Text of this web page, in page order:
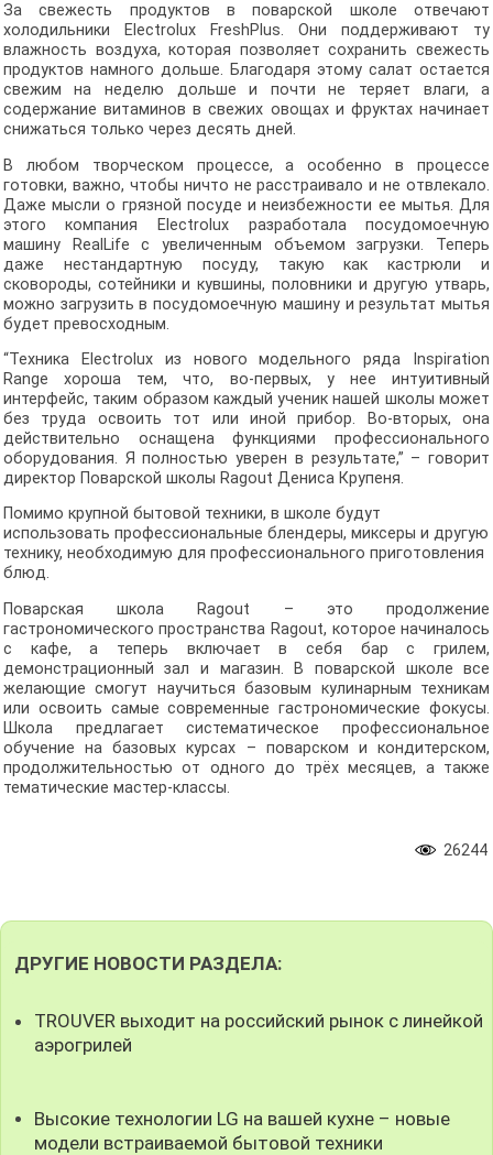
За свежесть продуктов в поварской школе отвечают
холодильники Electrolux FreshPlus. Они поддерживают ту
влажность воздуха, которая позволяет сохранить свежесть
продуктов намного дольше. Благодаря этому салат остается
свежим на неделю дольше и почти не теряет влаги, а
содержание витаминов в свежих овощах и фруктах начинает
снижаться только через десять дней.
В любом творческом процессе, а особенно в процессе
готовки, важно, чтобы ничто не расстраивало и не отвлекало.
Даже мысли о грязной посуде и неизбежности ее мытья. Для
этого компания Electrolux разработала посудомоечную
машину RealLife с увеличенным объемом загрузки. Теперь
даже нестандартную посуду, такую как кастрюли и
сковороды, сотейники и кувшины, половники и другую утварь,
можно загрузить в посудомоечную машину и результат мытья
будет превосходным.
“Техника Electrolux из нового модельного ряда Inspiration
Range хороша тем, что, во-первых, у нее интуитивный
интерфейс, таким образом каждый ученик нашей школы может
без труда освоить тот или иной прибор. Во-вторых, она
действительно оснащена функциями профессионального
оборудования. Я полностью уверен в результате,” – говорит
директор Поварской школы Ragout Дениса Крупеня.
Помимо крупной бытовой техники, в школе будут
использовать профессиональные блендеры, миксеры и другую
технику, необходимую для профессионального приготовления
блюд.
Поварская школа Ragout – это продолжение
гастрономического пространства Ragout, которое начиналось
с кафе, а теперь включает в себя бар с грилем,
демонстрационный зал и магазин. В поварской школе все
желающие смогут научиться базовым кулинарным техникам
или освоить самые современные гастрономические фокусы.
Школа предлагает систематическое профессиональное
обучение на базовых курсах – поварском и кондитерском,
продолжительностью от одного до трёх месяцев, а также
тематические мастер-классы.
26244
ДРУГИЕ НОВОСТИ РАЗДЕЛА:
TROUVER выходит на российский рынок с линейкой
аэрогрилей
Высокие технологии LG на вашей кухне – новые
модели встраиваемой бытовой техники